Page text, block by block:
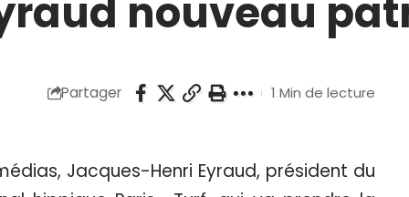
nouveau
Partager 1 Min de lecture
Jacques-Henri Eyraud, président du